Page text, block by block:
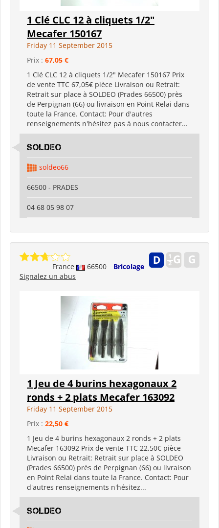
1 Clé CLC 12 à cliquets 1/2"
Mecafer 150167
Friday 11 September 2015
Prix : 67,05 €
1 Clé CLC 12 à cliquets 1/2" Mecafer 150167 Prix
de vente TTC 67,05€ pièce Livraison ou Retrait:
Retrait sur place à SOLDEO (Prades 66500) près
de Perpignan (66) ou livraison en Point Relai dans
toute la France. Contact: Pour d'autres
renseignements n'hésitez pas à nous contacter...
SOLDEO
soldeo66
66500 - PRADES
04 68 05 98 07
France 66500
Bricolage
Signalez un abus
1 Jeu de 4 burins hexagonaux 2
ronds + 2 plats Mecafer 163092
Friday 11 September 2015
Prix : 22,50 €
1 Jeu de 4 burins hexagonaux 2 ronds + 2 plats
Mecafer 163092 Prix de vente TTC 22,50€ pièce
Livraison ou Retrait: Retrait sur place à SOLDEO
(Prades 66500) près de Perpignan (66) ou livraison
en Point Relai dans toute la France. Contact: Pour
d'autres renseignements n'hésitez...
SOLDEO